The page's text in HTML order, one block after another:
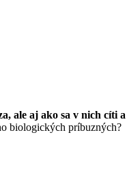
ale aj ako sa v nich cíti a
biologických príbuzných?